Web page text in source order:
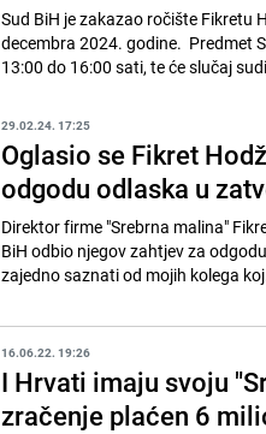
Sud BiH je zakazao ročište Fikretu
decembra 2024. godine. Predmet
13:00 do 16:00 sati, te će slučaj
29.02.24. 17:25
Oglasio se Fikret
odgodu odlaska u
Direktor firme "Srebrna malina"
BiH odbio njegov zahtjev za
zajedno saznati od mojih kolega
16.06.22. 19:26
I Hrvati imaju svoju
zračenje plaćen 6